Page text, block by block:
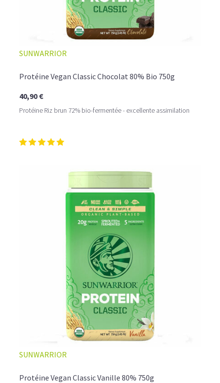
SUNWARRIOR
Protéine Vegan Classic Chocolat 80% Bio 750g
40,90 €
Protéine Riz brun 72% bio-fermentée - excellente assimilation
SUNWARRIOR
Protéine Vegan Classic Vanille 80% 750g